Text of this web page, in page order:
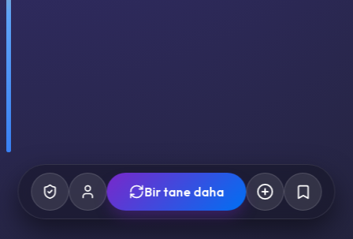
Bir tane daha